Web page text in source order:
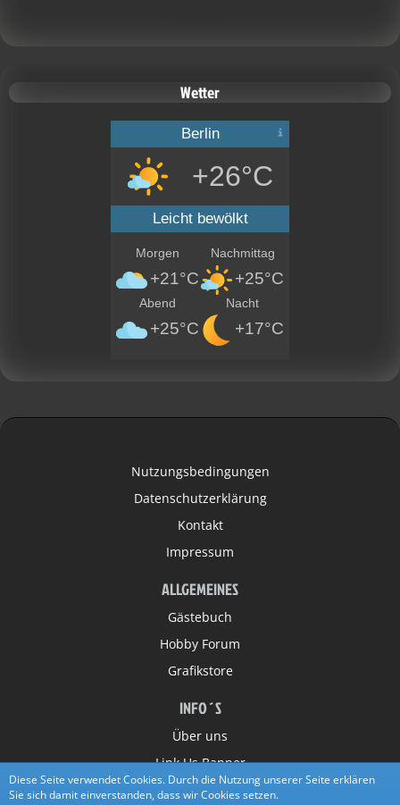
Wetter
Berlin
+26°C
Leicht bewölkt
Morgen
+21°C
Nachmittag
+25°C
Abend
+25°C
Nacht
+17°C
Nutzungsbedingungen
Datenschutzerklärung
Kontakt
Impressum
ALLGEMEINES
Gästebuch
Hobby Forum
Grafikstore
INFO´S
Über uns
Link Us Banner
Partner
Diese Seite verwendet Cookies. Durch die Nutzung unserer Seite erklären
Sie sich damit einverstanden, dass wir Cookies setzen.